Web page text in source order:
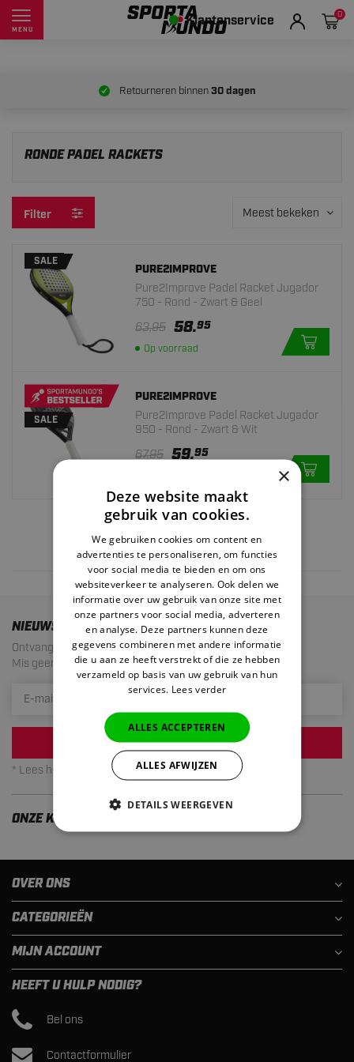
MENU Klantenservice 0
Retourneren binnen30 dagen
RONDE PADEL RACKETS
Filter Meest bekeken
SALE
PURE2IMPROVE
Pure2Improve Padel Racket Jugador
750 - Rond - Zwart & Geel
63,95 58.95
Op voorraad
SALE
PURE2IMPROVE
Pure2Improve Padel Racket Jugador
950 - Rond - Zwart & Wit
67,95 59.95
2 results
NIEUWSBRIEF
Ontvang de laatste aanbiedingen en acties!
Mis geen enkele actie meer. Maximaal 1 mail per maand.
INSCHRIJVEN
* Lees hier de wettelijke beperkingen
ONZE KLANTEN ZIJN TEVREDEN
OVER ONS
CATEGORIEËN
MIJN ACCOUNT
HEEFT U HULP NODIG?
Bel ons
Contactformulier
×
Deze website maakt
gebruik van cookies.
We gebruiken cookies om content en
advertenties te personaliseren, om functies
voor social media te bieden en om ons
websiteverkeer te analyseren. Ook delen we
informatie over uw gebruik van onze site met
onze partners voor social media, adverteren
en analyse. Deze partners kunnen deze
gegevens combineren met andere informatie
die u aan ze heeft verstrekt of die ze hebben
verzameld op basis van uw gebruik van hun
services. Lees verder
ALLES ACCEPTEREN
ALLES AFWIJZEN
DETAILS WEERGEVEN